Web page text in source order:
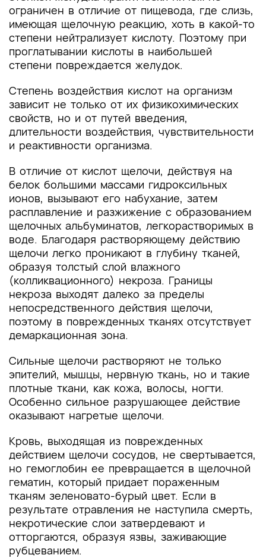
ограничен в отличие от пищевода, где слизь,
имеющая щелочную реакцию, хоть в какой-то
степени нейтрализует кислоту. Поэтому при
проглатывании кислоты в наибольшей
степени повреждается желудок.
Степень воздействия кислот на организм
зависит не только от их физикохимических
свойств, но и от путей введения,
длительности воздействия, чувствительности
и реактивности организма.
В отличие от кислот щелочи, действуя на
белок большими массами гидроксильных
ионов, вызывают его набухание, затем
расплавление и разжижение с образованием
щелочных альбуминатов, легкорастворимых в
воде. Благодаря растворяющему действию
щелочи легко проникают в глубину тканей,
образуя толстый слой влажного
(колликвационного) некроза. Границы
некроза выходят далеко за пределы
непосредственного действия щелочи,
поэтому в поврежденных тканях отсутствует
демаркационная зона.
Сильные щелочи растворяют не только
эпителий, мышцы, нервную ткань, но и такие
плотные ткани, как кожа, волосы, ногти.
Особенно сильное разрушающее действие
оказывают нагретые щелочи.
Кровь, выходящая из поврежденных
действием щелочи сосудов, не свертывается,
но гемоглобин ее превращается в щелочной
гематин, который придает пораженным
тканям зеленовато-бурый цвет. Если в
результате отравления не наступила смерть,
некротические слои затвердевают и
отторгаются, образуя язвы, заживающие
рубцеванием.